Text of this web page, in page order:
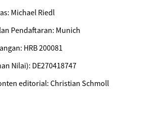
Michael Riedl
Pendaftaran: Munich
HRB 200081
Nilai): DE270418747
editorial: Christian Schmoll